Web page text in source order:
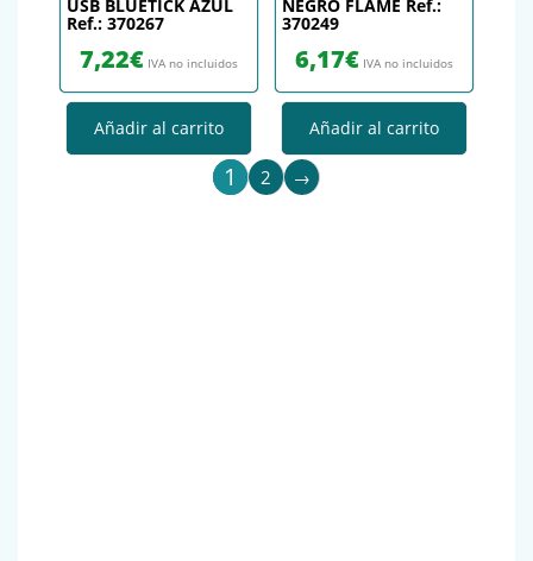
USB BLUETICK AZUL
Ref.: 370267
7,22€ IVA no incluidos
Añadir al carrito
NEGRO FLAME Ref.:
370249
6,17€ IVA no incluidos
Añadir al carrito
1 2 →